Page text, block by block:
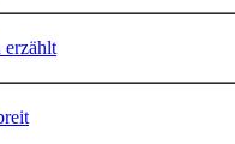
erzählt